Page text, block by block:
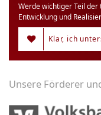
Werde wichtiger Teil
Entwicklung und
Klar, ich
Unsere Förderer